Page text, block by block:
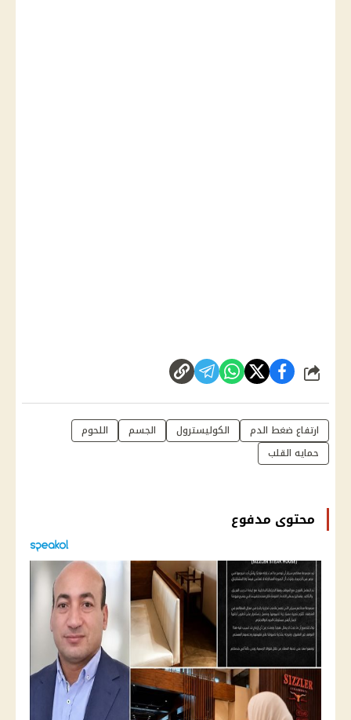
شارك
ارتفاع ضغط الدم الكوليسترول الجسم
اللحوم
حمايه القلب
محتوى مدفوع